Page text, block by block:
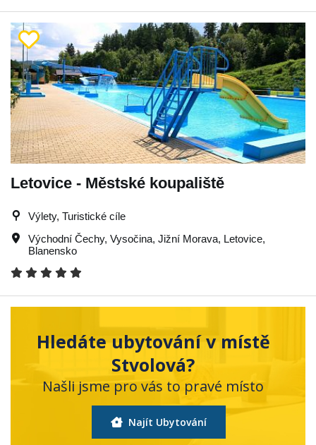
Letovice - Městské koupaliště
Výlety, Turistické cíle
Východní Čechy, Vysočina, Jižní Morava, Letovice,
Blanensko
Hledáte ubytování v místě
Stvolová?
Našli jsme pro vás to pravé místo
Najít Ubytování